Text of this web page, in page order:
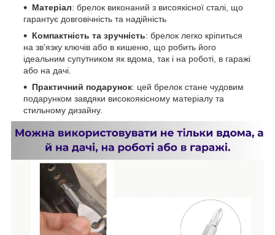
Матеріал: брелок виконаний з висоякісної сталі, що
гарантує довговічність та надійність
Компактність та зручність: брелок легко кріпиться
на зв'язку ключів або в кишеню, що робить його
ідеальним супутником як вдома, так і на роботі, в гаражі
або на дачі.
Практичний подарунок: цей брелок стане чудовим
подарунком завдяки високоякісному матеріалу та
стильному дизайну.